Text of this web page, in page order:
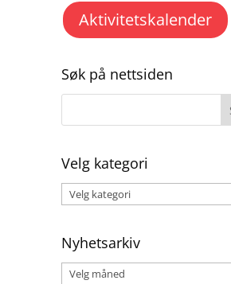
Aktivitetskalender
Søk på nettsiden
Velg kategori
Velg
Nyhetsarkiv
Nyhetsarkiv